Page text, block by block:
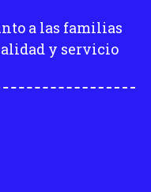
a las familias
y servicio